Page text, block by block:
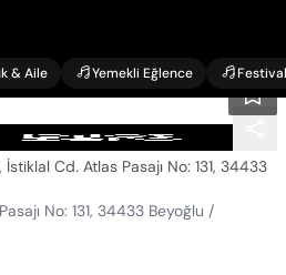
& Aile Yemekli Eğlence Festival
Cd. Atlas Pasajı No: 131, 34433
No: 131, 34433 Beyoğlu /